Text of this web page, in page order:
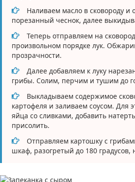
Наливаем масло в сковороду и
порезанный чеснок, далее
Теперь отправляем на
произвольном порядке лук.
прозрачности.
Далее добавляем к луку
грибы. Солим, перчим и тушим до
Выкладываем содержимое
картофеля и заливаем соусом. Для
яйца со сливками, добавить
присолить.
Отправляем картошку с
шкаф, разогретый до 180 градусов,